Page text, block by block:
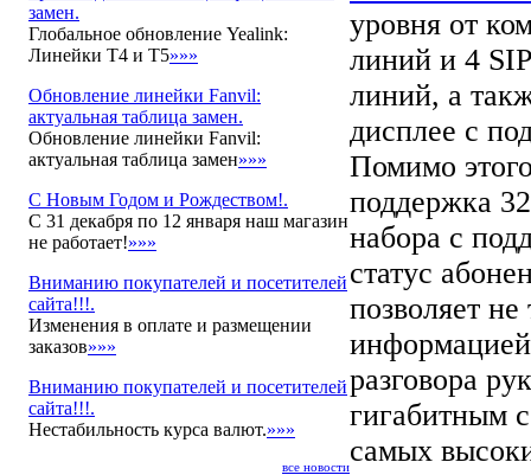
замен.
Глобальное обновление Yealink:
Линейки T4 и T5»»»
Обновление линейки Fanvil:
актуальная таблица замен.
Обновление линейки Fanvil:
актуальная таблица замен»»»
С Новым Годом и Рождеством!.
С 31 декабря по 12 января наш магазин
не работает!»»»
Вниманию покупателей и посетителей
сайта!!!.
Изменения в оплате и размещении
заказов»»»
Вниманию покупателей и посетителей
сайта!!!.
Нестабильность курса валют.»»»
все новости
уровня от
линий и 4
линий, а
дисплее с
Помимо
поддержка
набора с
статус
позволяет
разговора
гигабитным
самых